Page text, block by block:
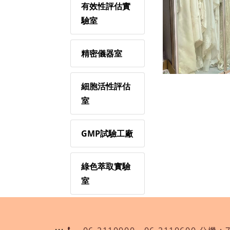
有效性評估實
驗室
精密儀器室
細胞活性評估
室
GMP試驗工廠
綠色萃取實驗
室